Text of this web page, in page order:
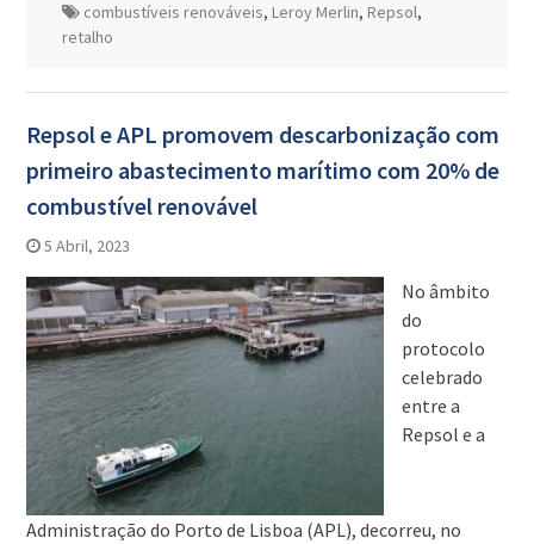
combustíveis renováveis, Leroy Merlin, Repsol,
retalho
Repsol e APL promovem descarbonização com
primeiro abastecimento marítimo com 20% de
combustível renovável
5 Abril, 2023
No âmbito
do
protocolo
celebrado
entre a
Repsol e a
Administração do Porto de Lisboa (APL), decorreu, no